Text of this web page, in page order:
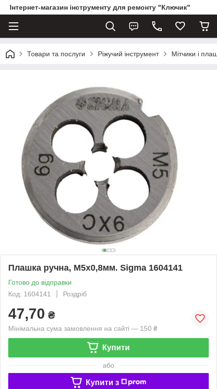
Інтернет-магазин інструменту для ремонту "Ключик"
Товари та послуги Ріжучий інструмент Мітчики і
Плашка ручна, М5х0,8мм. Sigma 1604141
Готово до відправки
Код: 1604141
Роздріб
47,70 ₴
Мінімальна сума замовлення на сайті — 150 ₴
Купити
або
Купити з